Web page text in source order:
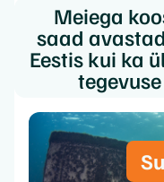
Meiega
saad
Eestis kui ka